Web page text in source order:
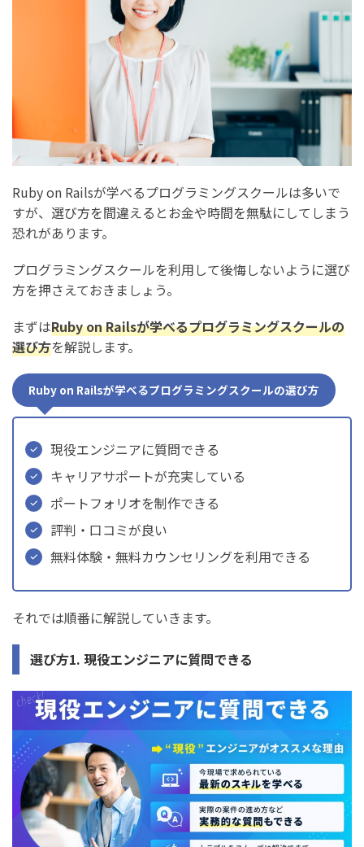
メリット2. キャリアアップが有利になる
メリット3. プロのエンジニア講師に質問できる
メリット4. 挫折することなくモチベーションを維持できる
Ruby on Railsが学べるプログラミングスクールをお得に
利用する方法
1. 教育訓練給付金を利用する
2. リスキリング補助金を利用する
まとめ：Ruby on Railsが学べるプログラミングスクール
Ruby on Railsが学べるプログラミングスクールは多いで
すが、選び方を間違えるとお金や時間を無駄にしてしまう
恐れがあります。
プログラミングスクールを利用して後悔しないように選び
方を押さえておきましょう。
まずはRuby on Railsが学べるプログラミングスクールの
選び方を解説します。
Ruby on Railsが学べるプログラミングスクールの選び方
現役エンジニアに質問できる
キャリアサポートが充実している
ポートフォリオを制作できる
評判・口コミが良い
無料体験・無料カウンセリングを利用できる
それでは順番に解説していきます。
選び方1. 現役エンジニアに質問できる